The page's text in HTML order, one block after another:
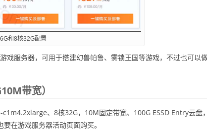
和8核32G配置
戏服务器，可用于搭建幻兽帕鲁、雾锁王国等游戏，不过也可以
带宽）
、8核32G，10M固定带宽、100G ESSD Entry云盘
在游戏服务器活动页面购买。